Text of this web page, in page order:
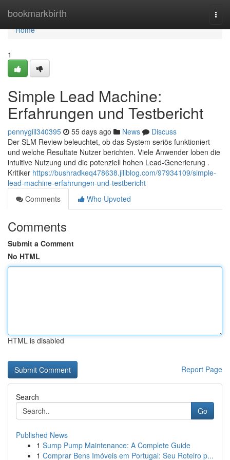
bookmarkbirth
Home
Home
1
Simple Lead Machine:
Erfahrungen und Testbericht
pennygiil340395 55 days ago News
Discuss
Der SLM Review beleuchtet, ob das System seriös funktioniert
und welche Resultate Nutzer berichten. Viele Anwender loben die
intuitive Nutzung und die potenziell hohen Lead-Generierung .
Kritiker https://bushradkeq478638.jiliblog.com/97934109/simple-
lead-machine-erfahrungen-und-testbericht
Comments
Who Upvoted
Comments
Submit a Comment
No HTML
HTML is disabled
Report Page
Search
Go
Published News
1 Sump Pump Maintenance: A Complete Guide
1 Comprar Bens Imóveis em Portugal: Seu Roteiro p...